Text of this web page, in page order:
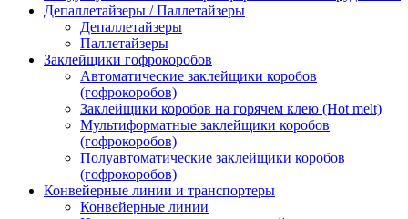
Депаллетайзеры / Паллетайзеры
Депаллетайзеры
Паллетайзеры
Заклейщики гофрокоробов
Автоматические заклейщики коробов
(гофрокоробов)
Заклейщики коробов на горячем клею (Hot melt)
Мультиформатные заклейщики коробов
(гофрокоробов)
Полуавтоматические заклейщики коробов
(гофрокоробов)
Конвейерные линии и транспортеры
Конвейерные линии